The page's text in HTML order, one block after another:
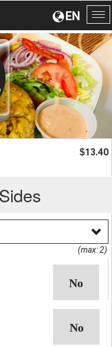
EN
$13.40
(max: 2)